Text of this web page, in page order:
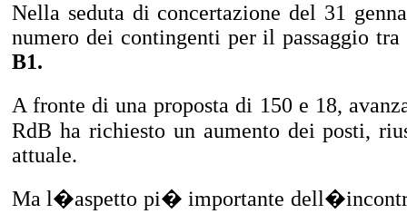
Nella seduta di concertazione del 31
numero dei contingenti per il passaggio
B1.
A fronte di una proposta di 150 e 18,
RdB ha richiesto un aumento dei posti,
attuale.
Ma l�aspetto pi� importante